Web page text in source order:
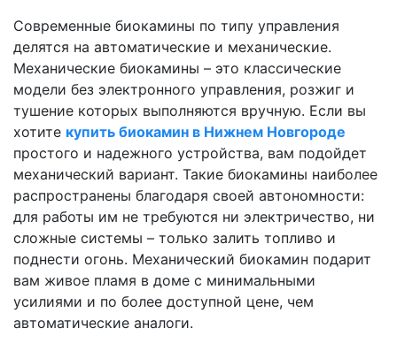
Современные биокамины по типу управления
делятся на автоматические и механические.
Механические биокамины – это классические
модели без электронного управления, розжиг и
тушение которых выполняются вручную. Если вы
хотите купить биокамин в Нижнем Новгороде
простого и надежного устройства, вам подойдет
механический вариант. Такие биокамины наиболее
распространены благодаря своей автономности:
для работы им не требуются ни электричество, ни
сложные системы – только залить топливо и
поднести огонь. Механический биокамин подарит
вам живое пламя в доме с минимальными
усилиями и по более доступной цене, чем
автоматические аналоги.